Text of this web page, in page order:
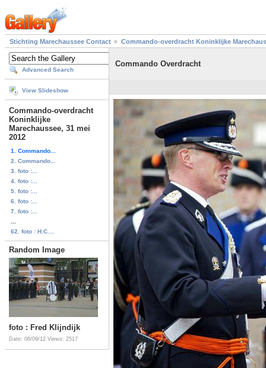
Stichting Marechaussee Contact Commando-overdracht Koninklijke
Advanced Search
View Slideshow
Commando-overdracht
Koninklijke
Marechaussee, 31 mei
2012
1. Commando...
2. Commando...
3. foto :...
4. foto :...
5. foto :...
6. foto :...
7. foto :...
62. foto : H.C....
Random Image
foto : Fred Klijndijk
Date: 06/09/12 Views: 2517
Commando Overdracht